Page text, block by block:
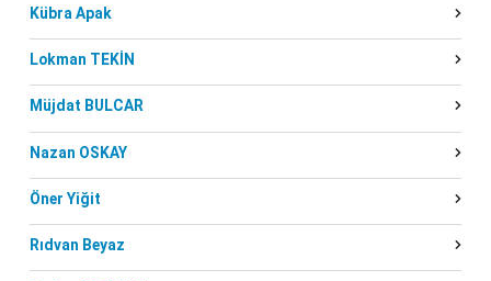
Kübra Apak
Lokman TEKİN
Müjdat BULCAR
Nazan OSKAY
Öner Yiğit
Rıdvan Beyaz